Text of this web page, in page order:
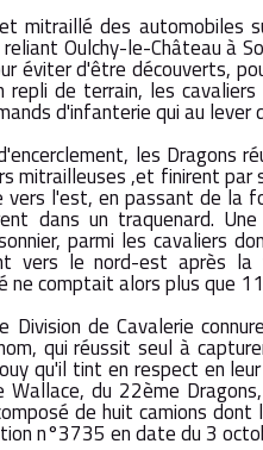
mitraillé des automobiles
reliant Oulchy-le-Château
éviter d'être découverts,
repli de terrain, les
d'infanterie qui au lever
les Dragons
mitrailleuses ,et finirent
l'est, en passant de la
dans un traquenard.
parmi les cavaliers
vers le nord-est après
ne comptait alors plus que
de Cavalerie
qui réussit seul à
qu'il tint en respect en
Wallace, du 22ème
de huit camions
n°3735 en date du 3